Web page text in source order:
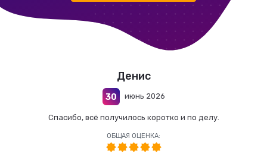
Денис
30 июнь 2026
Спасибо, всё получилось коротко и по делу.
ОБЩАЯ ОЦЕНКА: